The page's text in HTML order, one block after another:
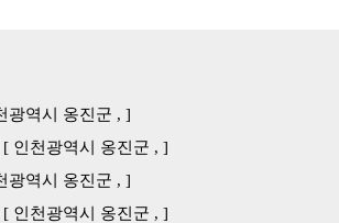
광역시 옹진군 , ]
인천광역시 옹진군 , ]
광역시 옹진군 , ]
인천광역시 옹진군 , ]